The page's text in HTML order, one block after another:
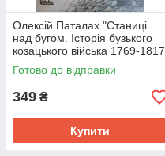
Олексій Паталах "Станиці
над бугом. Історія бузького
козацького війська 1769-1817
рр."
Готово до відправки
349 ₴
Купити